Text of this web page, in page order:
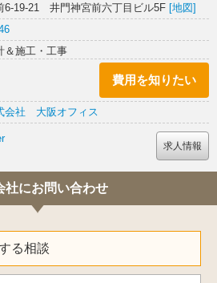
光が溢れる、サンルームのような明るく
きなダイニングテーブルにすることがで
ィカフェとしてワークショップやセミナ
きるようなデザインになっています。
6-19-21 井門神宮前六丁目ビル5F [地図]
＆施工・工事
費用を知りたい
会社 大阪オフィス
求人情報
社にお問い合わせ
る相談